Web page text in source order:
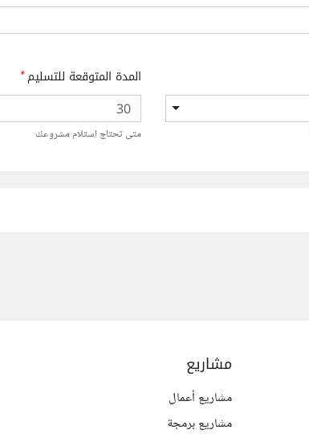
المدة المتوقعة للتسليم*
متى تحتاج استلام مشروعك
مشاريع
مشاريع أعمال
مشاريع برمجة